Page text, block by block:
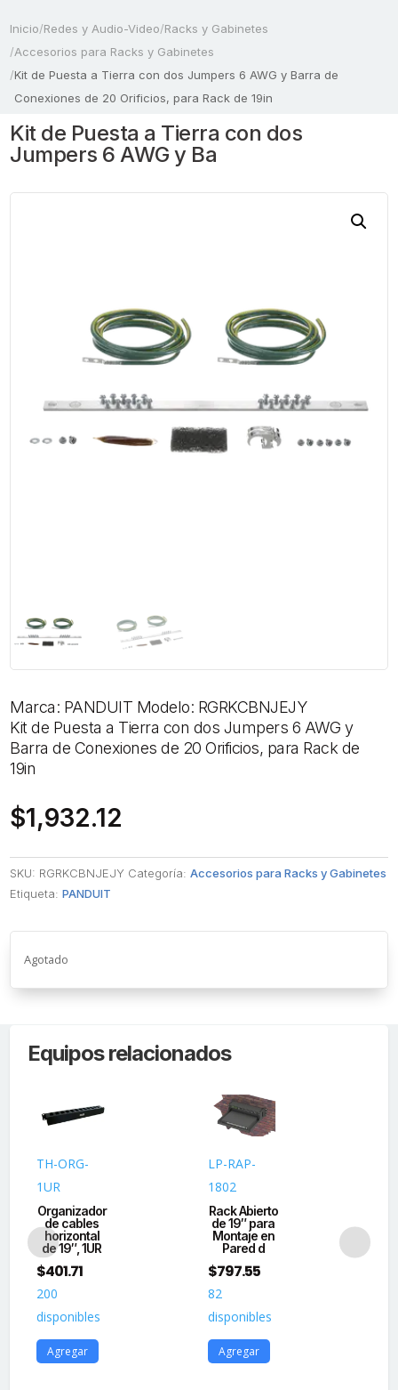
Inicio/Redes y Audio-Video/Racks y Gabinetes
/Accesorios para Racks y Gabinetes
/Kit de Puesta a Tierra con dos Jumpers 6 AWG y Barra de
Conexiones de 20 Orificios, para Rack de 19in
Kit de Puesta a Tierra con dos
Jumpers 6 AWG y Ba
Marca: PANDUIT Modelo: RGRKCBNJEJY
Kit de Puesta a Tierra con dos Jumpers 6 AWG y
Barra de Conexiones de 20 Orificios, para Rack de
19in
$1,932.12
SKU: RGRKCBNJEJY Categoría:Accesorios para Racks y Gabinetes
Etiqueta:PANDUIT
Agotado
Equipos relacionados
TH-ORG-
1UR
Organizador
de cables
horizontal
de 19″, 1UR
$401.71
200
disponibles
Agregar
LP-RAP-
1802
Rack Abierto
de 19″ para
Montaje en
Pared d
$797.55
82
disponibles
Agregar